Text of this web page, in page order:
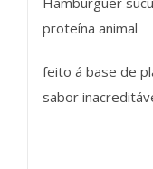
proteína animal
feito á base de
sabor